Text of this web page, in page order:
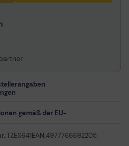
gemäß der EU-
TZES641EAN:4977766692205